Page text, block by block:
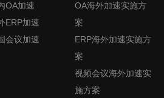
OA加速
ERP加速
会议加速
OA海外加速实施方
案
ERP海外加速实施方
案
视频会议海外加速实
施方案